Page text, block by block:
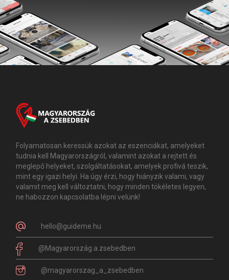
Folyamatosan keressük azokat az eszenciákat, amelyeket
tudnia kell Magyarországról, valamint azokat a rejtett és
meglepő helyeket, szolgáltatásokat, amelyek profivá teszik,
mint egy igazi helyi. Ha úgy érzi, hogy hiányzik valami, vagy
valamit meg kell változtatni, hogy minden tökéletes legyen,
ne habozzon kapcsolatba lépni velünk!
hello@guideme.hu
@Magyarország.a.zsebedben
@magyarorszag_a_zsebedben